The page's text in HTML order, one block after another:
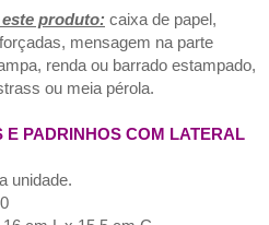
produto: caixa de papel,
mensagem na parte
renda ou barrado estampado,
ou meia pérola.
E PADRINHOS COM LATERAL
unidade.